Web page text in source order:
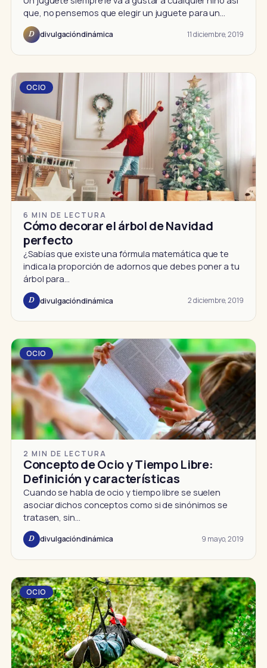
que, no pensemos que elegir un juguete para un…
D divulgacióndinámica 11 diciembre, 2019
OCIO
6 MIN DE LECTURA
Cómo decorar el árbol de Navidad
perfecto
¿Sabías que existe una fórmula matemática que te
indica la proporción de adornos que debes poner a tu
árbol para…
D divulgacióndinámica 2 diciembre, 2019
OCIO
2 MIN DE LECTURA
Concepto de Ocio y Tiempo Libre:
Definición y características
Cuando se habla de ocio y tiempo libre se suelen
asociar dichos conceptos como si de sinónimos se
tratasen, sin…
D divulgacióndinámica 9 mayo, 2019
OCIO